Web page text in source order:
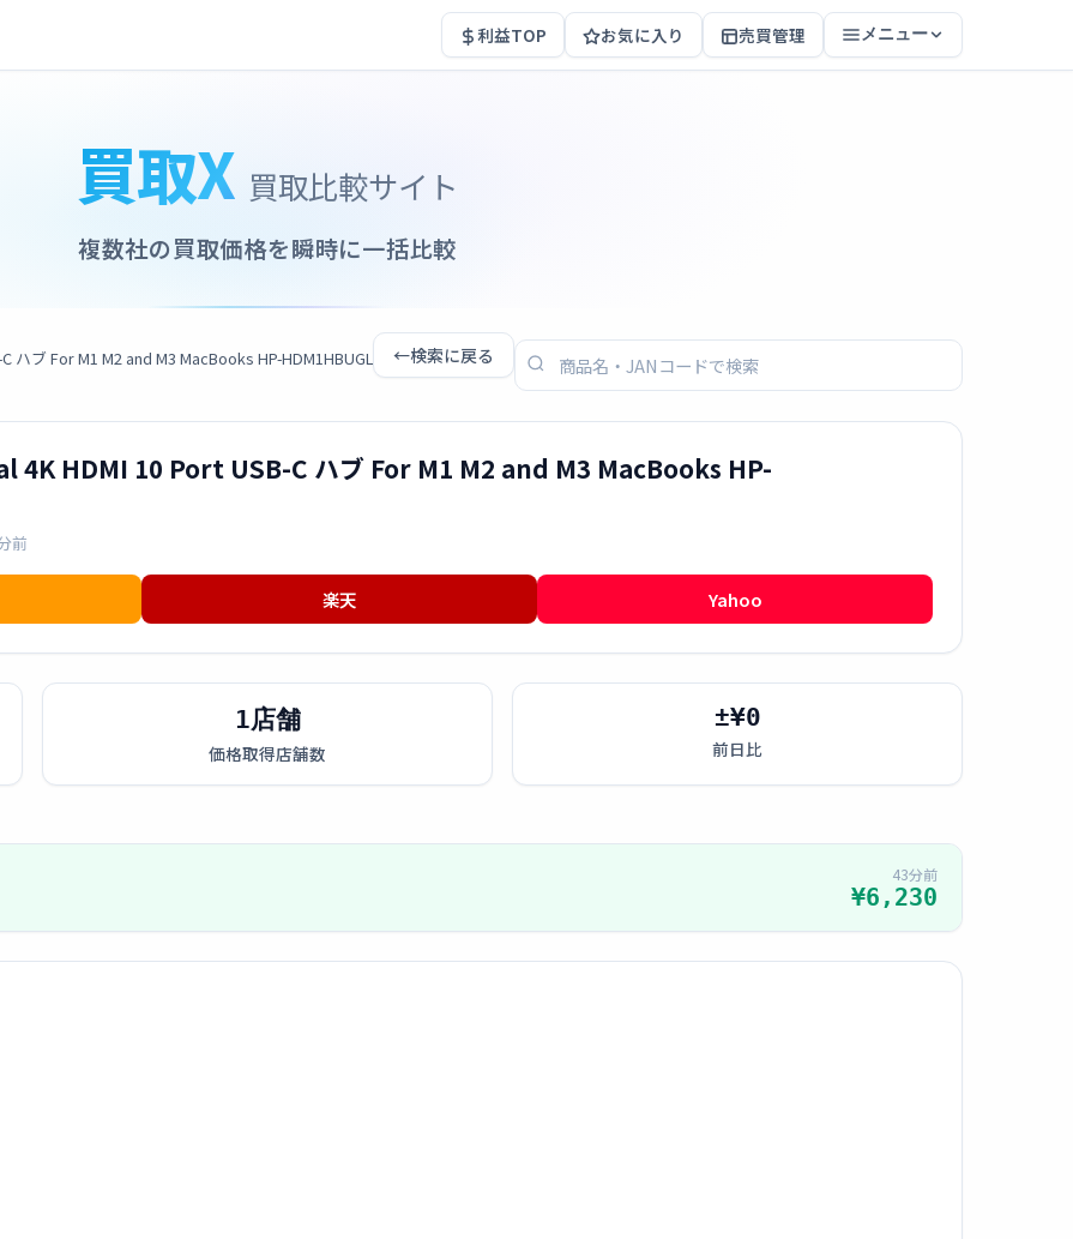
利益TOP お気に入り 売買管理 メニュー
買取X 買取比較サイト
複数社の買取価格を瞬時に一括比較
ブ For M1 M2 and M3 MacBooks HP-HDM1HBUGL ←検索に戻る
HDMI 10 Port USB-C ハブ For M1 M2 and M3 MacBooks HP-
前
楽天 Yahoo
1店舗
価格取得店舗数
±¥0
前日比
43分前
¥6,230